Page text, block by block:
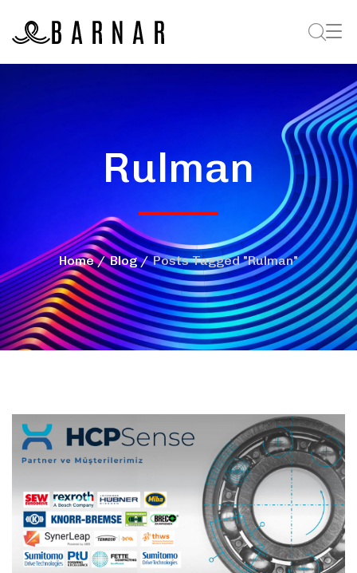
Rulman
Home Blog Posts Tagged "Rulman"